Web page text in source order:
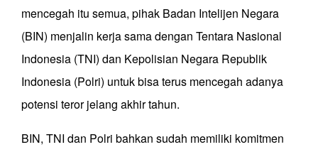
mencegah itu semua, pihak Badan Intelijen Negara
(BIN) menjalin kerja sama dengan Tentara Nasional
Indonesia (TNI) dan Kepolisian Negara Republik
Indonesia (Polri) untuk bisa terus mencegah adanya
potensi teror jelang akhir tahun.
BIN, TNI dan Polri bahkan sudah memiliki komitmen